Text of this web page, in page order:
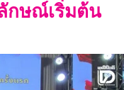
กษณ์เริ่มต้น